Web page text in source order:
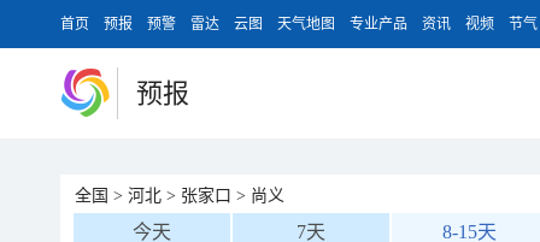
首页 预报 预警 雷达 云图 天气地图 专业产品 资讯 视频 节气
预报
全国 > 河北 > 张家口 > 尚义
今天 7天 8-15天